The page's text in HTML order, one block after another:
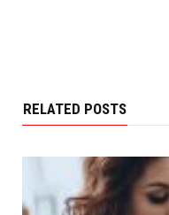
RELATED POSTS